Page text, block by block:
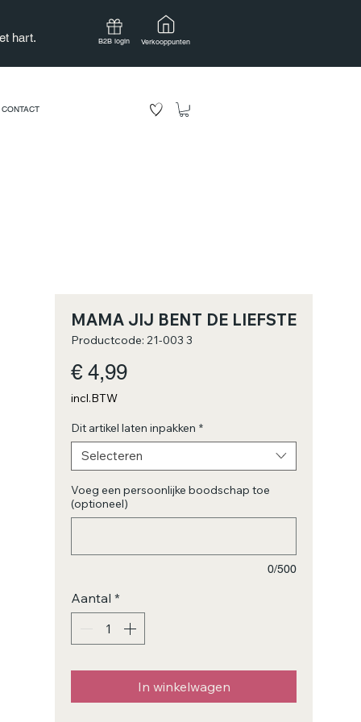
hart.
Verkooppunten
B2B login
CONTACT
MAMA JIJ BENT DE LIEFSTE
Productcode: 21-003 3
€ 4,99Prijs
incl.BTW
Dit artikel laten inpakken *
Selecteren
Voeg een persoonlijke boodschap toe
(optioneel)
0/500
Aantal *
In winkelwagen